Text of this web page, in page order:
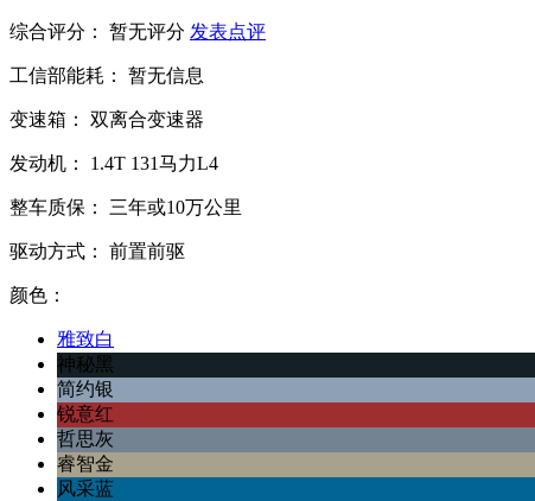
综合评分： 暂无评分 发表点评
工信部能耗： 暂无信息
变速箱： 双离合变速器
发动机： 1.4T 131马力L4
整车质保： 三年或10万公里
驱动方式： 前置前驱
颜色：
雅致白
神秘黑
简约银
锐意红
哲思灰
睿智金
风采蓝